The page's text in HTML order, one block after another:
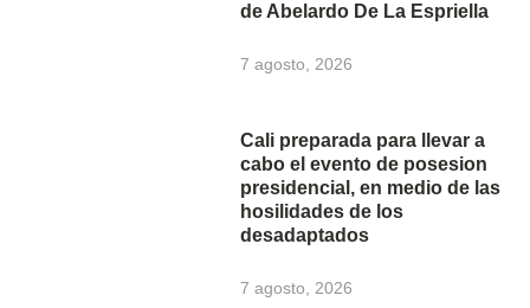
de Abelardo De La Espriella
7 agosto, 2026
Cali preparada para llevar a
cabo el evento de posesion
presidencial, en medio de las
hosilidades de los
desadaptados
7 agosto, 2026